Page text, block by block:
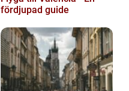
fördjupad guide